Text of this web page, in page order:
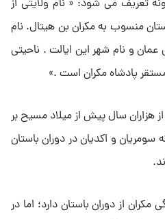
تعریف می شود: « نام ولایتی از
منسوب به مکران بن هیتال. نام
عمان و نام شهر این ایالت . ناحیتی
پادشاه مکران است .»
هزاران سال پیش از میلاد مسیح بر
و اکدیان در دوران باستان
از دوران باستان دارد؛ اما در